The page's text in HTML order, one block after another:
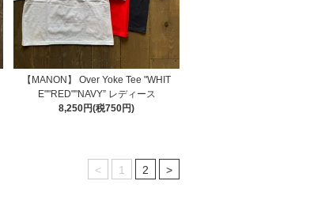
【MANON】 Over Yoke Tee "WHIT
E""RED""NAVY” レディース
8,250円(税750円)
< 1 2 >